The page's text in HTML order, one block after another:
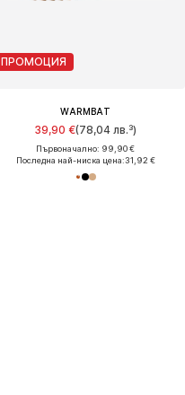
ПРОМОЦИЯ
WARMBAT
39,90 €(78,04 лв.³)
Първоначално: 99,90 €
Последна най-ниска цена:31,92 €